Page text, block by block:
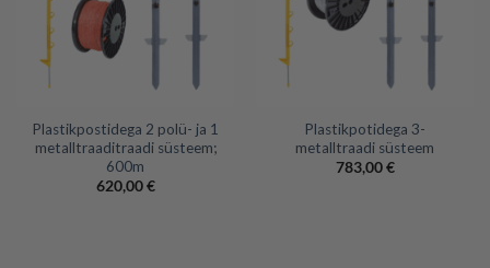
Plastikpostidega 2 polü- ja 1
metalltraaditraadi süsteem;
600m
620,00€
Plastikpotidega 3-
metalltraadi süsteem
783,00€